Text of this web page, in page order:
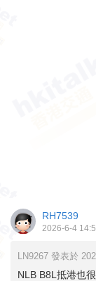
RH7539
2026-6-4
LN9267 發表於
NLB B8L抵港也